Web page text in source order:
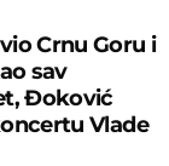
Crnu Goru i
sav
Đoković
Vlade